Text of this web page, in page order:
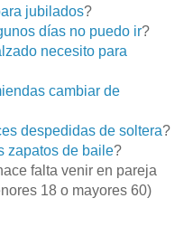
jubilados?
días no puedo ir?
necesito para
cambiar de
despedidas de soltera?
zapatos de baile?
falta venir en pareja
18 o mayores 60)